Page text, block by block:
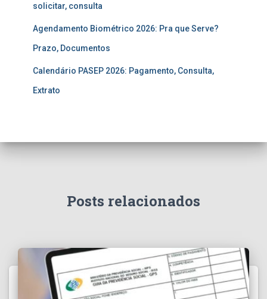
solicitar, consulta
Agendamento Biométrico 2026: Pra que Serve?
Prazo, Documentos
Calendário PASEP 2026: Pagamento, Consulta,
Extrato
Posts relacionados